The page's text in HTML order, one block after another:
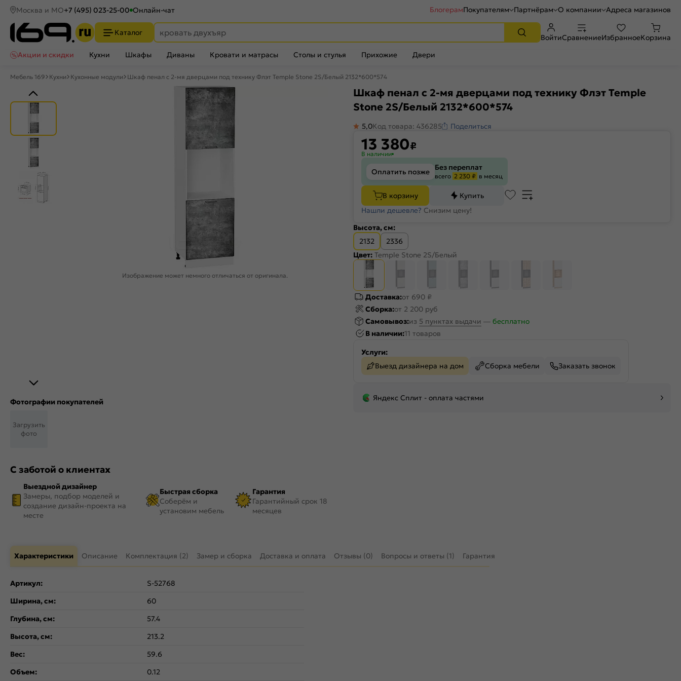
Москва и МО+7 (495) 023-25-00 Онлайн-чат БлогерамПокупателям Партнёрам О компании Адреса магазинов
Каталог
ВойтиСравнениеИзбранноеКорзина
Акции и скидки
Кухни Шкафы Диваны Кровати и матрасы Столы и стулья Прихожие Двери
Мебель 169 Кухни Кухонные модули Шкаф пенал с 2-мя дверцами под технику Флэт Temple Stone 2S/Белый 2132*600*574
Изображение может немного отличаться от оригинала.
Фотографии покупателей
Загрузить
фото
С заботой о клиентах
Выездной дизайнер
Замеры, подбор моделей и
создание дизайн-проекта на
месте
Быстрая сборка
Соберём и
установим мебель
Гарантия
Гарантийный срок 18
месяцев
Шкаф пенал с 2-мя дверцами под технику Флэт Temple
Stone 2S/Белый 2132*600*574
5,0Код товара: 436285 Поделиться
13 380₽
В наличии
Оплатить позже Без переплат
всего 2 230 ₽ в месяц
В корзину
Купить
Нашли дешевле? Снизим цену!
Высота, см:
2132
2336
Цвет: Temple Stone 2S/Белый
Доставка:от 690 ₽
Сборка:от 2 200 руб
Самовывоз:из 5 пунктах выдачи — бесплатно
В наличии:11 товаров
Услуги:
Выезд дизайнера на дом
Сборка мебели Заказать звонок
Яндекс Сплит - оплата частями
Характеристики Описание Комплектация (2) Замер и сборка Доставка и оплата Отзывы (0) Вопросы и ответы (1) Гарантия
Артикул:
S-52768
Ширина, см:
60
Глубина, см:
57.4
Высота, см:
213.2
Вес:
59.6
Объем:
0.12